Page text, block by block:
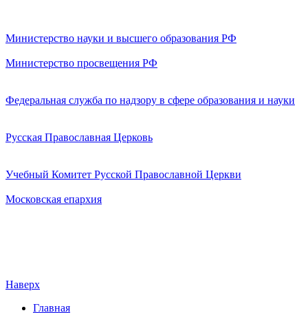
Министерство науки и высшего образования РФ
Министерство просвещения РФ
Федеральная служба по надзору в сфере образования и науки
Русская Православная Церковь
Учебный Комитет Русской Православной Церкви
Московская епархия
Наверх
Главная